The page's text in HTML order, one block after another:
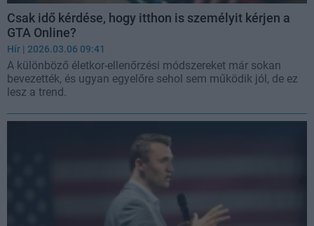
Csak idő kérdése, hogy itthon is személyit kérjen a
GTA Online?
Hír | 2026.03.06 09:41
A különböző életkor-ellenőrzési módszereket már sokan
bevezették, és ugyan egyelőre sehol sem működik jól, de ez
lesz a trend.